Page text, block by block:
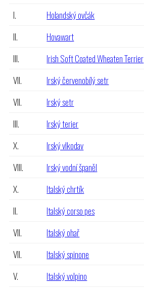
I.
Holandský ovčák
II.
Hovawart
III.
Irish Soft Coated Wheaten Terrier
VII.
Irský červenobílý setr
VII.
Irský setr
III.
Irský terier
X.
Irský vlkodav
VIII.
Irský vodní španěl
X.
Italský chrtík
II.
Italský corso pes
VII.
Italský ohař
VII.
Italský spinone
V.
Italský volpino